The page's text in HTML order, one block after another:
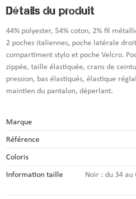
Détails du produit
44% polyester, 54% coton, 2% fil
2 poches italiennes, poche latérale
compartiment stylo et poche Velcro.
zippée, taille élastiquée, crans de
pression, bas élastiqués, élastique
maintien du pantalon, déperlant.
Marque
Référence
Coloris
Information taille
Noir : du 34